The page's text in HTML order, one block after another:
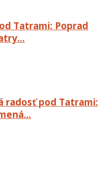
Tatrami: Poprad
radosť pod Tatrami: